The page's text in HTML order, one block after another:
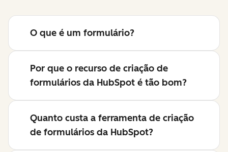
O que é um formulário?
Por que o recurso de criação de
formulários da HubSpot é tão bom?
Quanto custa a ferramenta de criação
de formulários da HubSpot?